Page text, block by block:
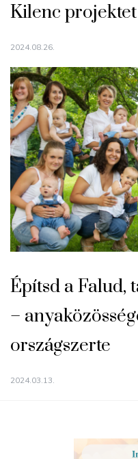
Kilenc projektet
2024.08.26.
Építsd a Falud,
–
országszerte
2024.03.13.